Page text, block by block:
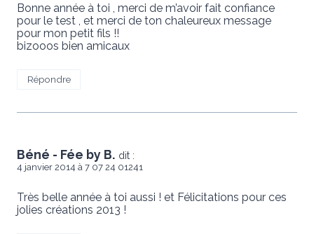
Bonne année à toi , merci de m’avoir fait confiance
pour le test , et merci de ton chaleureux message
pour mon petit fils !!
bizooos bien amicaux
Répondre
Béné - Fée by B. dit :
4 janvier 2014 à 7 07 24 01241
Très belle année à toi aussi ! et Félicitations pour ces
jolies créations 2013 !